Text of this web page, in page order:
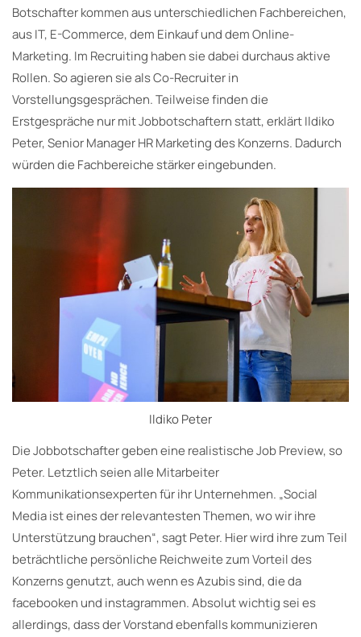
Botschafter kommen aus unterschiedlichen Fachbereichen,
aus IT, E-Commerce, dem Einkauf und dem Online-
Marketing. Im Recruiting haben sie dabei durchaus aktive
Rollen. So agieren sie als Co-Recruiter in
Vorstellungsgesprächen. Teilweise finden die
Erstgespräche nur mit Jobbotschaftern statt, erklärt Ildiko
Peter, Senior Manager HR Marketing des Konzerns. Dadurch
würden die Fachbereiche stärker eingebunden.
Ildiko Peter
Die Jobbotschafter geben eine realistische Job Preview, so
Peter. Letztlich seien alle Mitarbeiter
Kommunikationsexperten für ihr Unternehmen. „Social
Media ist eines der relevantesten Themen, wo wir ihre
Unterstützung brauchen“, sagt Peter. Hier wird ihre zum Teil
beträchtliche persönliche Reichweite zum Vorteil des
Konzerns genutzt, auch wenn es Azubis sind, die da
facebooken und instagrammen. Absolut wichtig sei es
allerdings, dass der Vorstand ebenfalls kommunizieren